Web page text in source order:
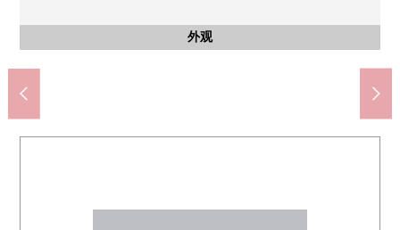
外观
客厅
客厅
客厅
客厅
客厅
客厅
厨房
厨房
厨房
厨房
公共汽车
洗脸
厕所
日式房间
西式房间
约5.3张塌塌米西式房间
西式房间
约5.3张塌塌米西式房间
门口
风景
从阳台看到东北
入口
入口
入口
共有部分
防盗门
共有部分
管理员室
共有部分
电梯
共有部分
信箱
入口
外观
AEON京都洛南店(约230m)
步行3分钟。
AEON京都洛南(约230m)
步行3分钟。
西大路站(JR西日本东海道本线)(约1020m)
步行13分钟。
京都市立吉祥院小学(约400m)
步行5分钟。
京都市立洛南中学校(约450m)
步行6分钟。